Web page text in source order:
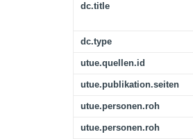
dc.title
dc.type
utue.quellen.id
utue.publikation.seiten
utue.personen.roh
utue.personen.roh